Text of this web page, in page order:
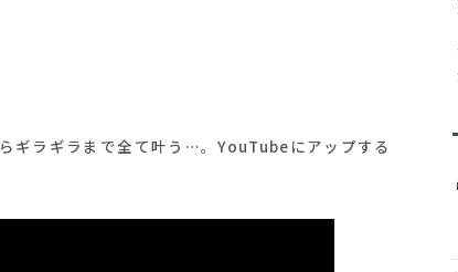
ギラギラまで全て叶う…。YouTubeにアップする